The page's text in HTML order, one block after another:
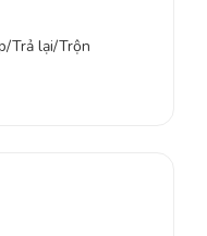
Trả lại/Trộn